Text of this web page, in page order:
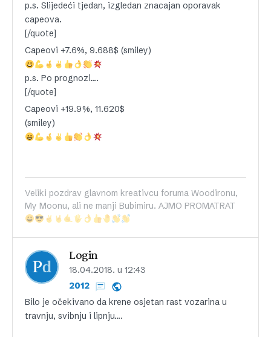
p.s. Slijedeći tjedan, izgledan znacajan oporavak
capeova.
[/quote]
Capeovi +7.6%, 9.688$ (smiley)
p.s. Po prognozi….
[/quote]
Capeovi +19.9%, 11.620$
(smiley)
Veliki pozdrav glavnom kreativcu foruma Woodironu,
My Moonu, ali ne manji Bubimiru. AJMO PROMATRAT
Login
18.04.2018. u 12:43
2012
Bilo je očekivano da krene osjetan rast vozarina u
travnju, svibnju i lipnju….